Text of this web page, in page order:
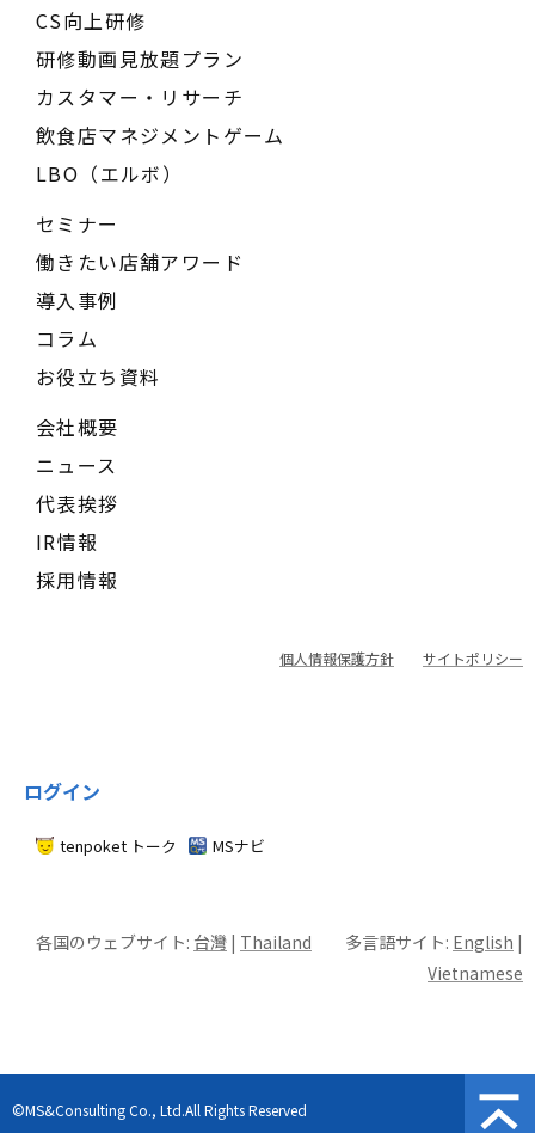
CS向上研修
研修動画見放題プラン
カスタマー・リサーチ
飲食店マネジメントゲーム
LBO（エルボ）
セミナー
働きたい店舗アワード
導入事例
コラム
お役立ち資料
会社概要
ニュース
代表挨拶
IR情報
採用情報
個人情報保護方針 サイトポリシー
ログイン
tenpoket トーク MSナビ
各国のウェブサイト: 台灣 | Thailand 多言語サイト: English |
Vietnamese
©MS&Consulting Co., Ltd.All Rights Reserved